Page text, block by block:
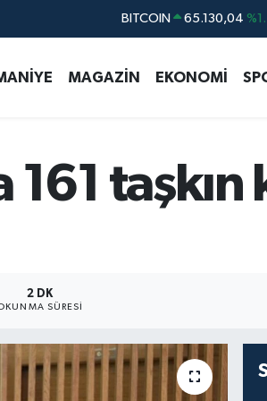
DOLAR 47,7106
STERLİN 64,4046
MAGAZİN EKONOMİ
2 DK
SÜRESI